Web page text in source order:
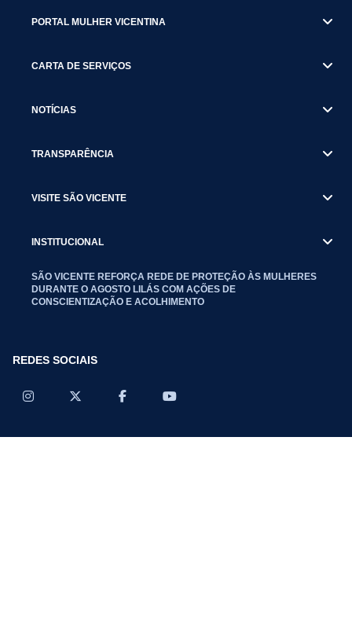
PORTAL MULHER VICENTINA
CARTA DE SERVIÇOS
NOTÍCIAS
TRANSPARÊNCIA
VISITE SÃO VICENTE
INSTITUCIONAL
SÃO VICENTE REFORÇA REDE DE PROTEÇÃO ÀS MULHERES
DURANTE O AGOSTO LILÁS COM AÇÕES DE
CONSCIENTIZAÇÃO E ACOLHIMENTO
REDES SOCIAIS